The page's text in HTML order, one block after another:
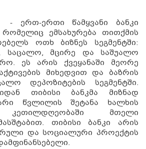
- ერთ-ერთი წამყვანი ბანკი
ემსახურება თითქმის
ოთხ ბიზნეს სეგმენტში:
საცალო, მცირე და საშუალო
ეს არის ქვეყანაში მეორე
მიხედვით და ბაზრის
დეპოზიტების სეგმენტში.
თიბისი ბანკმა მიზნად
წვლილის შეტანა ხალხის
კეთილდღეობაში მთელი
თიბისი ბანკი არის
და სოციალური პროექტის